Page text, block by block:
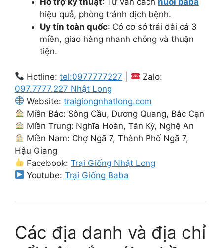
Hỗ trợ kỹ thuật: Tư vấn cách nuôi baba
hiệu quả, phòng tránh dịch bệnh.
Uy tín toàn quốc: Có cơ sở trải dài cả 3
miền, giao hàng nhanh chóng và thuận
tiện.
Hotline:tel:0977777227
Zalo:
097.7777.227 Nhật Long
Website:traigiongnhatlong.com
Miền Bắc: Sông Cầu, Dương Quang, Bắc Cạn
Miền Trung: Nghĩa Hoàn, Tân Kỳ, Nghệ An
Miền Nam: Chợ Ngã 7, Thành Phố Ngã 7,
Hậu Giang
Facebook:Trại Giống Nhật Long
Youtube:Trại Giống Baba
Các địa danh và địa chỉ